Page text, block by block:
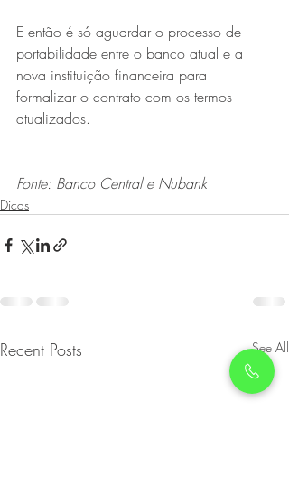
E então é só aguardar o processo de
portabilidade entre o banco atual e a
nova instituição financeira para
formalizar o contrato com os termos
atualizados.
Fonte: Banco Central e Nubank
Dicas
Recent Posts See All